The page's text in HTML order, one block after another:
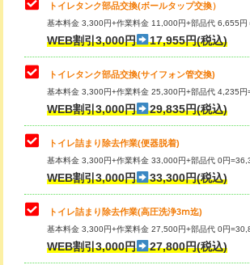
トイレタンク部品交換(ボールタップ交換）
基本料金 3,300円+作業料金 11,000円+部品代 6,655円
WEB割引3,000円 17,955円(税込)
トイレタンク部品交換(サイフォン管交換)
基本料金 3,300円+作業料金 25,300円+部品代 4,235円
WEB割引3,000円 29,835円(税込)
トイレ詰まり除去作業(便器脱着)
基本料金 3,300円+作業料金 33,000円+部品代 0円
WEB割引3,000円 33,300円(税込)
トイレ詰まり除去作業(高圧洗浄3ⅿ迄)
基本料金 3,300円+作業料金 27,500円+部品代 0円
WEB割引3,000円 27,800円(税込)